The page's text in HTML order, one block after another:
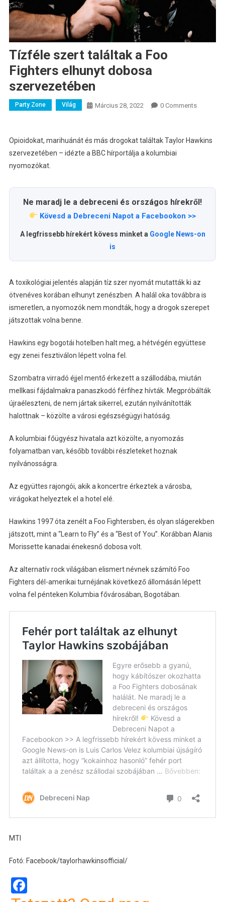
Tízféle szert találtak a Foo
Fighters elhunyt dobosa
szervezetében
Party Zone Világ Március 28, 2022 0 Comments
Opioidokat, marihuánát és más drogokat találtak Taylor Hawkins
szervezetében – idézte a BBC hírportálja a kolumbiai
nyomozókat.
Ne maradj le a debreceni és országos hírekről!
Kövesd a Debreceni Napot a Facebookon >>
A legfrissebb hírekért kövess minket a Google News-on
is
A toxikológiai jelentés alapján tíz szer nyomát mutatták ki az
ötvenéves korában elhunyt zenészben. A halál oka továbbra is
ismeretlen, a nyomozók nem mondták, hogy a drogok szerepet
játszottak volna benne.
Hawkins egy bogotái hotelben halt meg, a hétvégén együttese
egy zenei fesztiválon lépett volna fel.
Szombatra virradó éjjel mentő érkezett a szállodába, miután
mellkasi fájdalmakra panaszkodó férfihez hívták. Megpróbálták
újraéleszteni, de nem jártak sikerrel, ezután nyilvánították
halottnak – közölte a városi egészségügyi hatóság.
A kolumbiai főügyész hivatala azt közölte, a nyomozás
folyamatban van, később további részleteket hoznak
nyilvánosságra.
Az együttes rajongói, akik a koncertre érkeztek a városba,
virágokat helyeztek el a hotel elé.
Hawkins 1997 óta zenélt a Foo Fightersben, és olyan slágerekben
játszott, mint a “Learn to Fly” és a “Best of You”. Korábban Alanis
Morissette kanadai énekesnő dobosa volt.
Az alternatív rock világában elismert névnek számító Foo
Fighters dél-amerikai turnéjának következő állomásán lépett
volna fel pénteken Kolumbia fővárosában, Bogotában.
MTI
Fotó: Facebook/taylorhawkinsofficial/
Facebook